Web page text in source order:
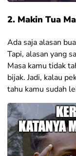
2. Makin Tua
Ada saja alasan
Tapi, alasan yang
Masa kamu tidak
bijak. Jadi, kalau
tahu kamu sudah